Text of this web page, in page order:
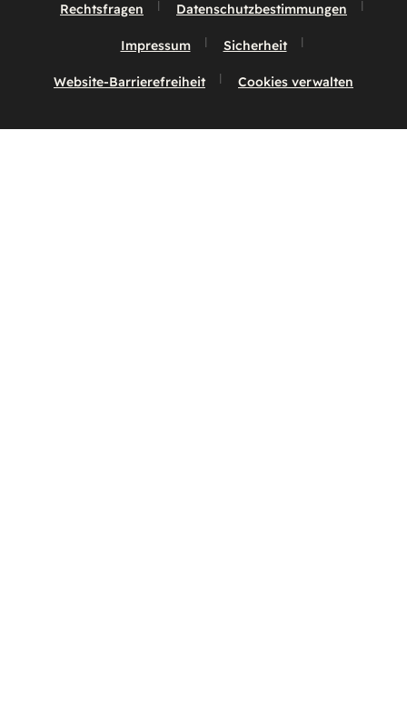
Rechtsfragen Datenschutzbestimmungen
Impressum Sicherheit
Website-Barrierefreiheit Cookies verwalten